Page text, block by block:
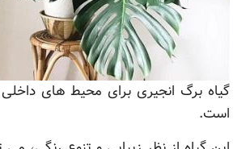
گیاه برگ انجیری برای محیط های
است.